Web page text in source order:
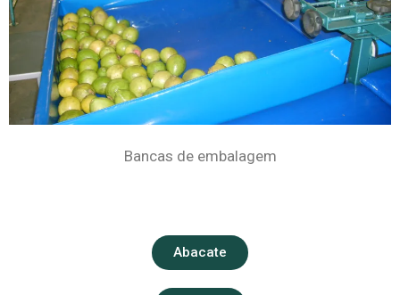
Bancas de embalagem
Abacate